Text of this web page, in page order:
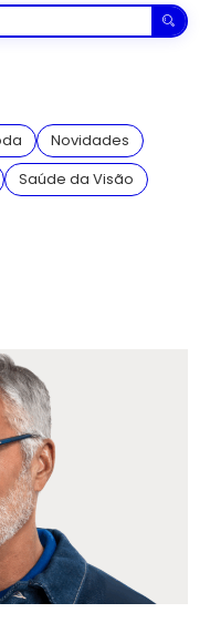
Novidades
Saúde da Visão